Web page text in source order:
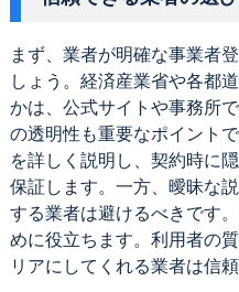
まず、業者が明確な事業者
しょう。経済産業省や各都
かは、公式サイトや事務所
の透明性も重要なポイント
を詳しく説明し、契約時に
保証します。一方、曖昧な
する業者は避けるべきです
めに役立ちます。利用者の
リアにしてくれる業者は信